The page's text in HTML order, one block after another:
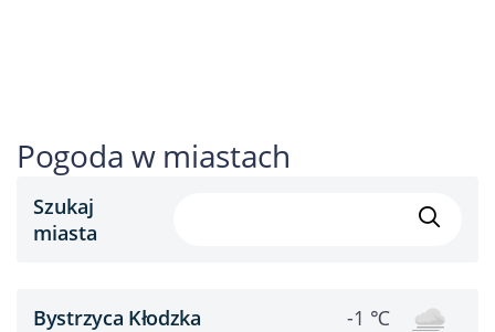
Pogoda w miastach
Szukaj
miasta
Bystrzyca Kłodzka -1 ℃